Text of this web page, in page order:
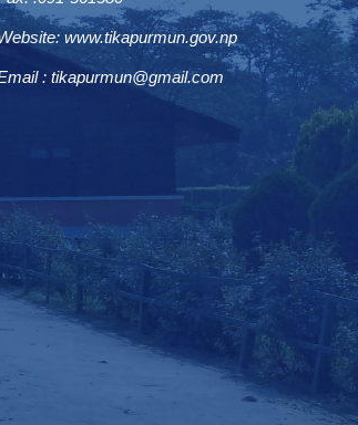
www.tikapurmun.gov.np
: tikapurmun@gmail.com